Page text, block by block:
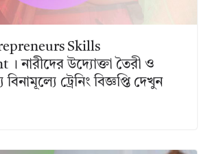
Skills
নারীদের উদ্যোক্তা তৈরী ও
ট্রেনিং বিজ্ঞপ্তি দেখুন